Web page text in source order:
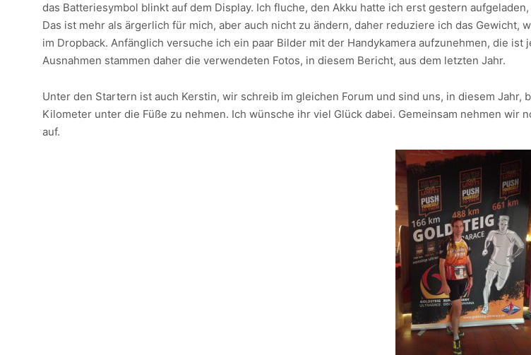
das Batteriesymbol blinkt auf dem Display. Ich fluche, den Akku hatte ich erst gestern
Das ist mehr als ärgerlich für mich, aber auch nicht zu ändern, daher reduziere ich das Gewicht,
im Dropback. Anfänglich versuche ich ein paar Bilder mit der Handykamera aufzunehmen, die
Ausnahmen stammen daher die verwendeten Fotos, in diesem Bericht, aus dem letzten Jahr.
Unter den Startern ist auch Kerstin, wir schreib im gleichen Forum und sind uns, in diesem
Kilometer unter die Füße zu nehmen. Ich wünsche ihr viel Glück dabei. Gemeinsam nehmen wir
auf.